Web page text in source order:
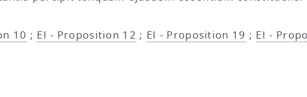
10 ; EI - Proposition 12 ; EI - Proposition 19 ; EI -